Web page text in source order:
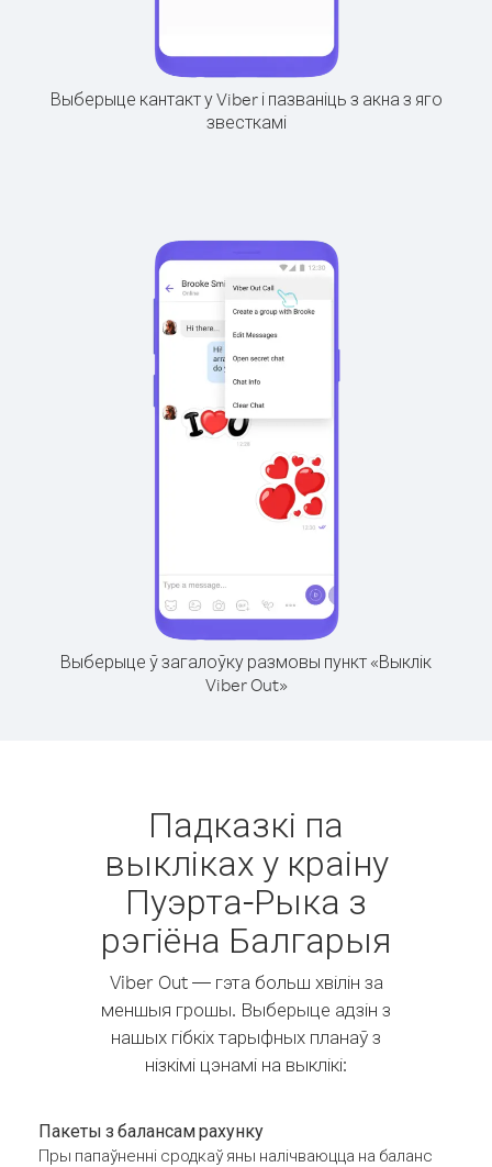
Выберыце кантакт у Viber і пазваніць з акна з яго
звесткамі
Выберыце ў загалоўку размовы пункт «Выклік
Viber Out»
Падказкі па
выкліках у краіну
Пуэрта-Рыка з
рэгіёна Балгарыя
Viber Out — гэта больш хвілін за
меншыя грошы. Выберыце адзін з
нашых гібкіх тарыфных планаў з
нізкімі цэнамі на выклікі:
Пакеты з балансам рахунку
Пры папаўненні сродкаў яны налічваюцца на баланс